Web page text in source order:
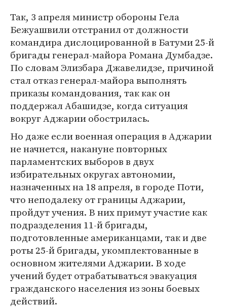
Так, 3 апреля министр обороны Гела
Бежуашвили отстранил от должности
командира дислоцированной в Батуми 25-й
бригады генерал-майора Романа Думбадзе.
По словам Элизбара Джавелидзе, причиной
стал отказ генерал-майора выполнять
приказы командования, так как он
поддержал Абашидзе, когда ситуация
вокруг Аджарии обострилась.
Но даже если военная операция в Аджарии
не начнется, накануне повторных
парламентских выборов в двух
избирательных округах автономии,
назначенных на 18 апреля, в городе Поти,
что неподалеку от границы Аджарии,
пройдут учения. В них примут участие как
подразделения 11-й бригады,
подготовленные американцами, так и две
роты 25-й бригады, укомплектованные в
основном жителями Аджарии. В ходе
учений будет отрабатываться эвакуация
гражданского населения из зоны боевых
действий.